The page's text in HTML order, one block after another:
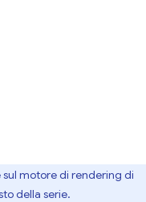
motore di rendering di
della serie.